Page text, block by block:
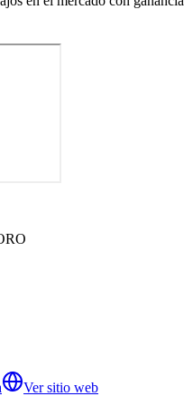
Ver sitio web